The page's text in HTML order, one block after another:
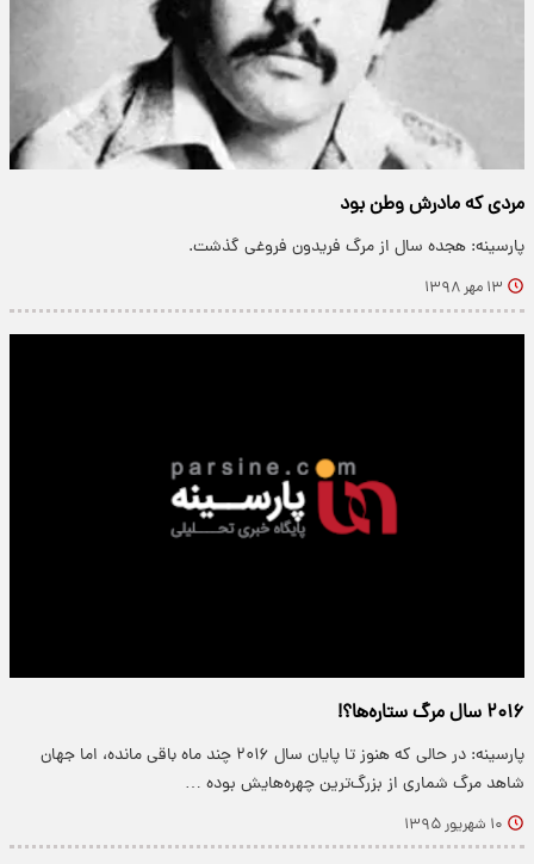
مردی که مادرش وطن بود
پارسینه: هجده سال از مرگ فریدون فروغی گذشت.
۱۳ مهر ۱۳۹۸
۲۰۱۶ سال مرگ ستاره‌ها؟!
پارسینه: در حالی که هنوز تا پایان سال ۲۰۱۶ چند ماه باقی مانده، اما جهان
شاهد مرگ شماری از بزرگ‌ترین چهره‌هایش بوده …
۱۰ شهریور ۱۳۹۵